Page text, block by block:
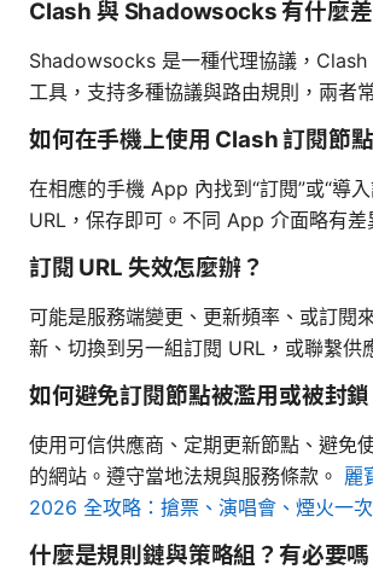
Clash 與 Shadowsocks 有什麼差
Shadowsocks 是一種代理協議，Clash
工具，支持多種協議與路由規則，兩者
如何在手機上使用 Clash 訂閱節點
在相應的手機 App 內找到“訂閱”或“導
URL，保存即可。不同 App 介面略有差
訂閱 URL 失效怎麼辦？
可能是服務端變更、更新頻率、或訂閱
新、切換到另一組訂閱 URL，或聯繫供
如何避免訂閱節點被濫用或被封鎖
使用可信供應商、定期更新節點、避免
的網站。遵守當地法規與服務條款。 麗
2026 全攻略：搶票、演唱會、煙火一
什麼是規則鏈與策略組？有必要嗎